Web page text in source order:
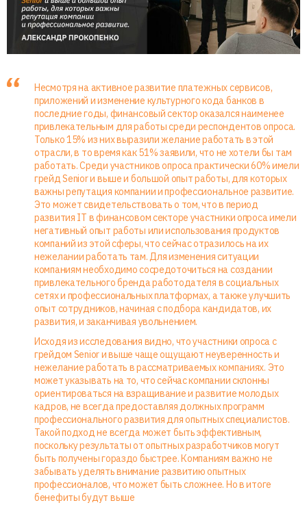
Несмотря на активное развитие платежных сервисов,
приложений и изменение культурного кода банков в
последние годы, финансовый сектор оказался наименее
привлекательным для работы среди респондентов опроса.
Только 15% из них выразили желание работать в этой
отрасли, в то время как 51% заявили, что не хотели бы там
работать. Среди участников опроса практически 60% имели
грейд Senior и выше и большой опыт работы, для которых
важны репутация компании и профессиональное развитие.
Это может свидетельствовать о том, что в период
развития IT в финансовом секторе участники опроса имели
негативный опыт работы или использования продуктов
компаний из этой сферы, что сейчас отразилось на их
нежелании работать там. Для изменения ситуации
компаниям необходимо сосредоточиться на создании
привлекательного бренда работодателя в социальных
сетях и профессиональных платформах, а также улучшить
опыт сотрудников, начиная с подбора кандидатов, их
развития, и заканчивая увольнением.
Исходя из исследования видно, что участники опроса с
грейдом Senior и выше чаще ощущают неуверенность и
нежелание работать в рассматриваемых компаниях. Это
может указывать на то, что сейчас компании склонны
ориентироваться на взращивание и развитие молодых
кадров, не всегда предоставляя должных программ
профессионального развития для опытных специалистов.
Такой подход не всегда может быть эффективным,
поскольку результаты от опытных разработчиков могут
быть получены гораздо быстрее. Компаниям важно не
забывать уделять внимание развитию опытных
профессионалов, что может быть сложнее. Но в итоге
бенефиты будут выше